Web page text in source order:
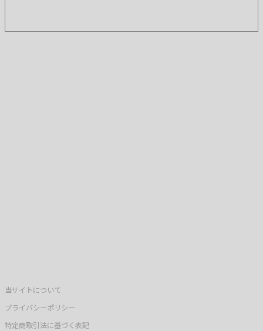
当サイトについて
プライバシーポリシー
特定商取引法に基づく表記